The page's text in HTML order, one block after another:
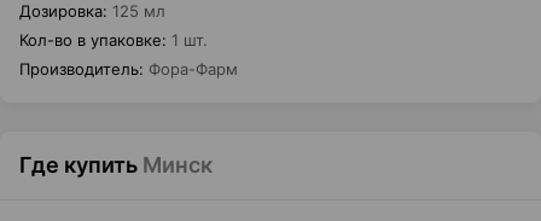
Дозировка: 125 мл
Кол-во в упаковке: 1 шт.
Производитель: Фора-Фарм
Где купить Минск